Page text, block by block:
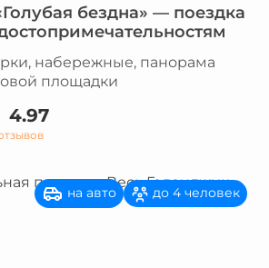
бездна» — поездка
набережные, панорама
площадки
4.97
на авто до 4 человек